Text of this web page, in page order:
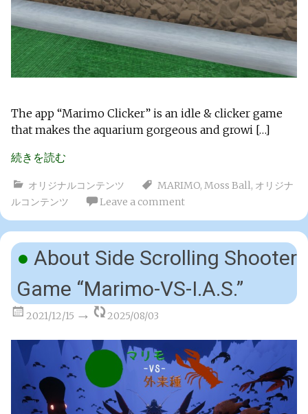
The app “Marimo Clicker” is an idle & clicker game
that makes the aquarium gorgeous and growi […]
続きを読む
オリジナルコンテンツ MARIMO, Moss Ball, オリジナ
ルコンテンツ
Leave a comment
About Side Scrolling Shooter
Game “Marimo-VS-I.A.S.”
2021/12/15 2025/08/03